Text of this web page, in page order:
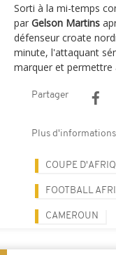
Sorti à la mi-temps
par Gelson Martins
défenseur croate
minute, l'attaquant
marquer et permettre
Partager
Plus
COUPE
FOOTBALL
CAMEROUN